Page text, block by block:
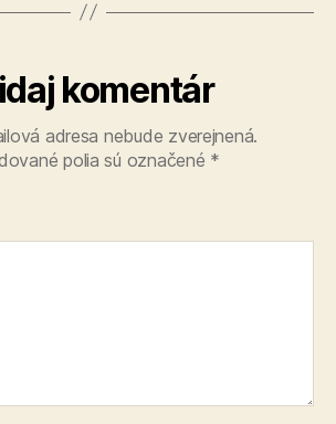
komentár
adresa nebude zverejnená.
polia sú označené *